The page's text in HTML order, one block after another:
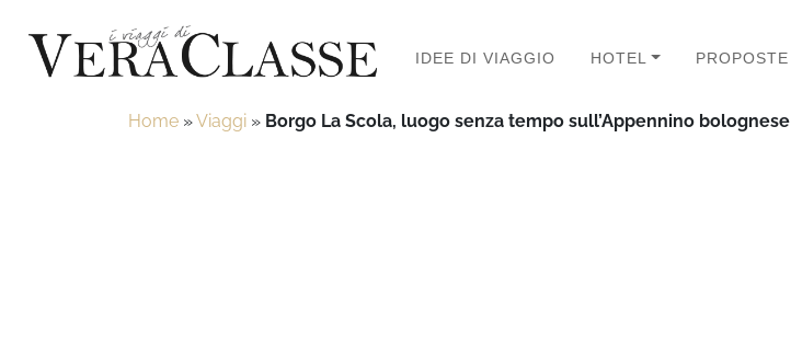
IDEE DI VIAGGIO HOTEL PROPOSTE
Home »Viaggi » Borgo La Scola, luogo senza tempo sull’Appennino bolognese